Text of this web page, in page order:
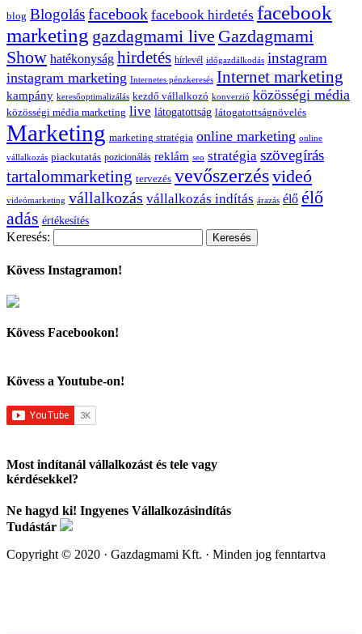
blog Blogolásfacebook facebook hirdetés facebook
marketing gazdagmami live Gazdagmami
Show hatékonyság hirdetés hírlevél időgazdálkodás instagram
instagram marketing Internetes pénzkeresés Internet marketing
kampány keresőoptimalizálás kezdő vállalkozó konverzió közösségi média
közösségi média marketing live látogatottság látogatottságnövelés
Marketing marketing stratégia online marketing online
vállalkozás piackutatás pozicionálás reklám seo stratégia szövegírás
tartalommarketing tervezés vevőszerzésvideó
videómarketing vállalkozás vállalkozás indítás árazás élő élő
adás értékesítés
Keresés:
Kövess Instagramon!
Kövess Facebookon!
Kövess a Youtube-on!
Most indítanál vállalkozást és tele vagy
kérdésekkel?
Ne hagyd ki! Ingyenes Vállalkozásindítás
Tudástár
Copyright © 2020 · Gazdagmami Kft. · Minden jog fenntartva